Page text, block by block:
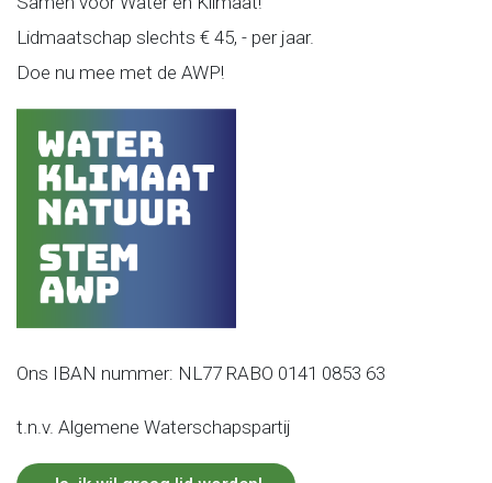
Lidmaatschap slechts € 45, - per jaar.
Doe nu mee met de AWP!
Ons IBAN nummer: NL77 RABO 0141 0853 63
t.n.v. Algemene Waterschapspartij